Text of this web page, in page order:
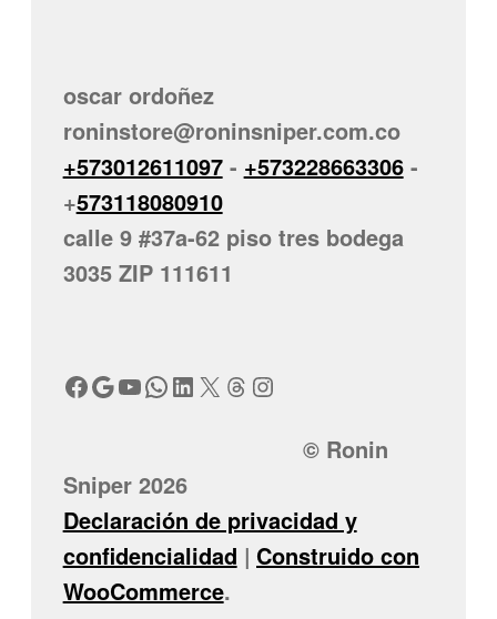
oscar ordoñez
roninstore@roninsniper.com.co
+573012611097- +573228663306-
+573118080910
calle 9 #37a-62 piso tres bodega
3035 ZIP 111611
Facebook
Google
YouTube
WhatsApp
LinkedIn
X Threads
Instagram
© Ronin
Sniper 2026
Declaración de privacidad y
confidencialidad
Construido con
WooCommerce.